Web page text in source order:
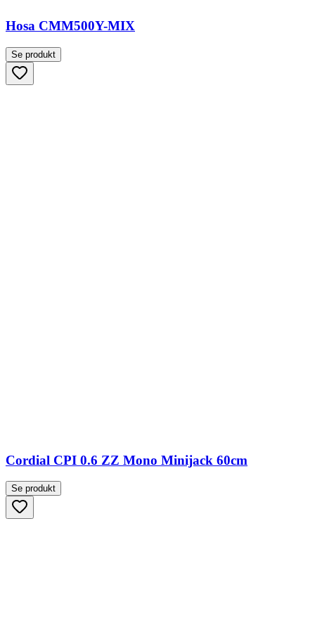
Hosa CMM500Y-MIX
Se produkt
Cordial CPI 0.6 ZZ Mono Minijack 60cm
Se produkt